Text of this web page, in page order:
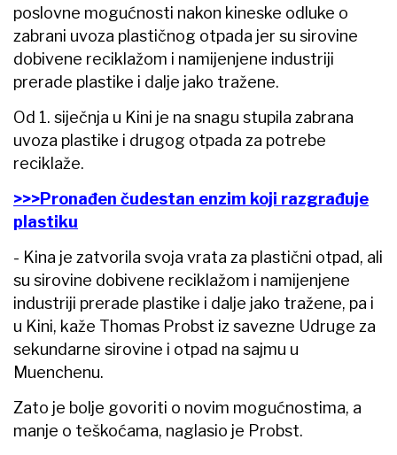
poslovne mogućnosti nakon kineske odluke o
zabrani uvoza plastičnog otpada jer su sirovine
dobivene reciklažom i namijenjene industriji
prerade plastike i dalje jako tražene.
Od 1. siječnja u Kini je na snagu stupila zabrana
uvoza plastike i drugog otpada za potrebe
reciklaže.
>>>Pronađen čudestan enzim koji razgrađuje
plastiku
- Kina je zatvorila svoja vrata za plastični otpad, ali
su sirovine dobivene reciklažom i namijenjene
industriji prerade plastike i dalje jako tražene, pa i
u Kini, kaže Thomas Probst iz savezne Udruge za
sekundarne sirovine i otpad na sajmu u
Muenchenu.
Zato je bolje govoriti o novim mogućnostima, a
manje o teškoćama, naglasio je Probst.